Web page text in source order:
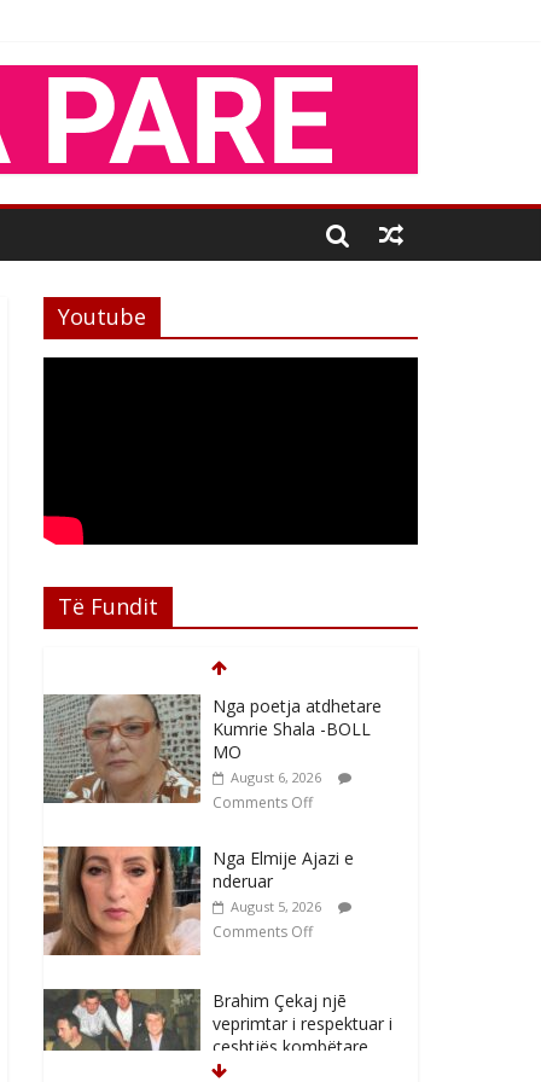
Youtube
Të Fundit
Nga poetja atdhetare
Kumrie Shala -BOLL
MO
August 6, 2026
Comments Off
Nga Elmije Ajazi e
nderuar
August 5, 2026
Comments Off
Brahim Çekaj njē
veprimtar i respektuar i
çeshtjës kombëtare